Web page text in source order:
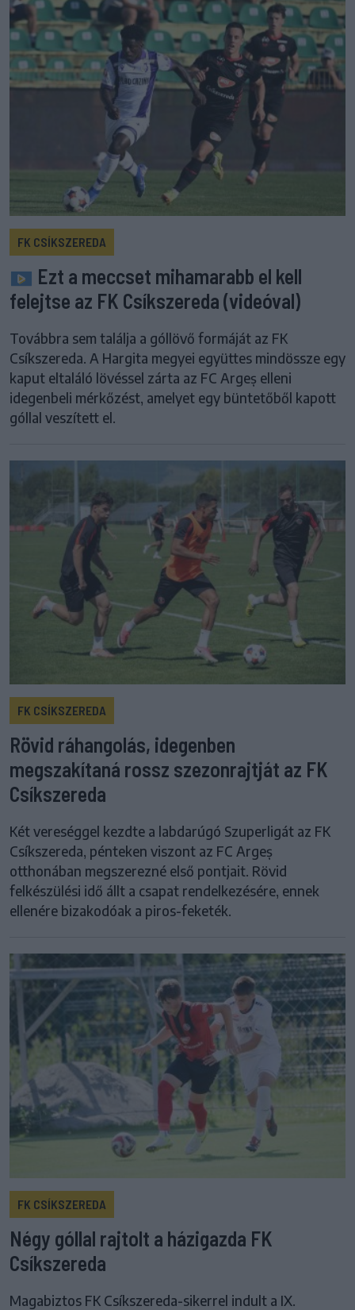
FK CSÍKSZEREDA
Ezt a meccset mihamarabb el kell
felejtse az FK Csíkszereda (videóval)
Továbbra sem találja a góllövő formáját az FK
Csíkszereda. A Hargita megyei együttes mindössze egy
kaput eltaláló lövéssel zárta az FC Argeș elleni
idegenbeli mérkőzést, amelyet egy büntetőből kapott
góllal veszített el.
FK CSÍKSZEREDA
Rövid ráhangolás, idegenben
megszakítaná rossz szezonrajtját az FK
Csíkszereda
Két vereséggel kezdte a labdarúgó Szuperligát az FK
Csíkszereda, pénteken viszont az FC Argeș
otthonában megszerezné első pontjait. Rövid
felkészülési idő állt a csapat rendelkezésére, ennek
ellenére bizakodóak a piros-feketék.
FK CSÍKSZEREDA
Négy góllal rajtolt a házigazda FK
Csíkszereda
Magabiztos FK Csíkszereda-sikerrel indult a IX.